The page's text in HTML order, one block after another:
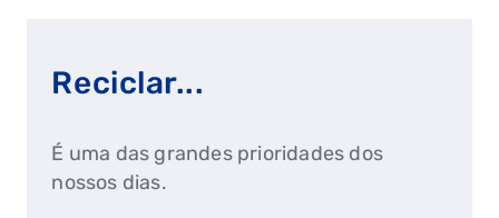
Reciclar...
É uma das grandes prioridades dos
nossos dias.